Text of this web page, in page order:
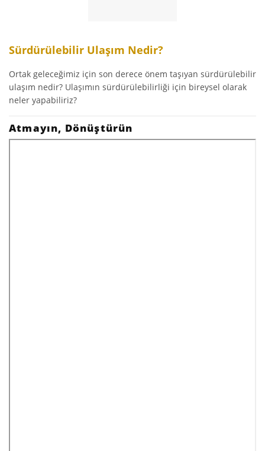
Sürdürülebilir Ulaşım Nedir?
Ortak geleceğimiz için son derece önem taşıyan sürdürülebilir
ulaşım nedir? Ulaşımın sürdürülebilirliği için bireysel olarak
neler yapabiliriz?
Atmayın, Dönüştürün